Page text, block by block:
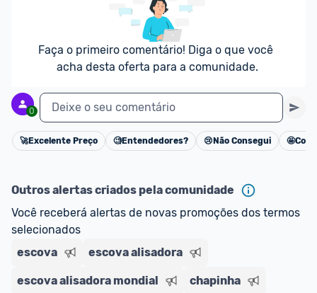
Faça o primeiro comentário! Diga o que você
acha desta oferta para a comunidade.
0 Deixe o seu comentário
Cancelar
🚀Excelente Preço 🧐Entendedores? 😢 Não Consegui 🤩
Outros alertas criados pela comunidade
Você receberá alertas de novas promoções dos termos
selecionados
escova
escova alisadora
escova alisadora mondial chapinha